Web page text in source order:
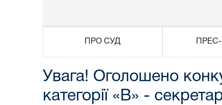
ПРО СУД
Увага! Оголошено
категорії «В» -